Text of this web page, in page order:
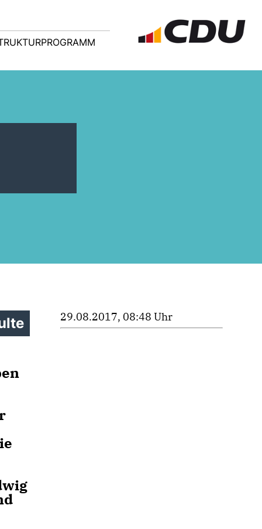
29.08.2017, 08:48 Uhr